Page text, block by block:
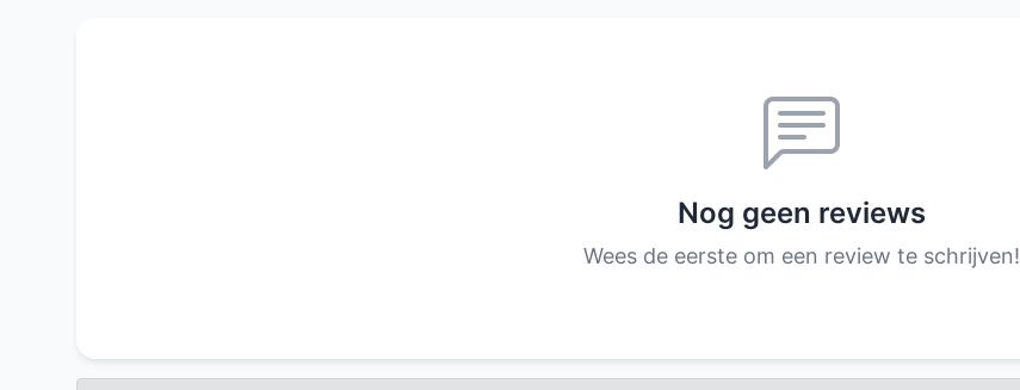
Nog geen reviews
Wees de eerste om een review te schrijven!